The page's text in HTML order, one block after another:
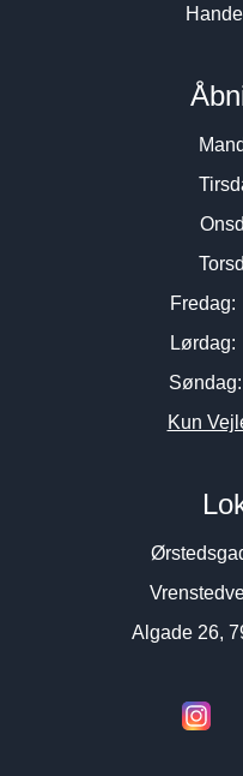
Kun
Algade 26,